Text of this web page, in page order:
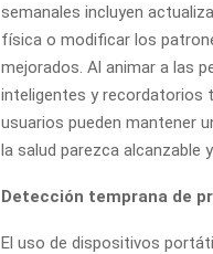
semanales incluyen
física o modificar los
mejorados. Al animar a las
inteligentes y recordatorios
usuarios pueden mantener
la salud parezca alcanzable
Detección temprana de
El uso de dispositivos